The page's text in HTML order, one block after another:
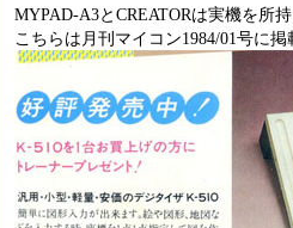
MYPAD-A3とCREATORは実機を所
こちらは月刊マイコン1984/01号に